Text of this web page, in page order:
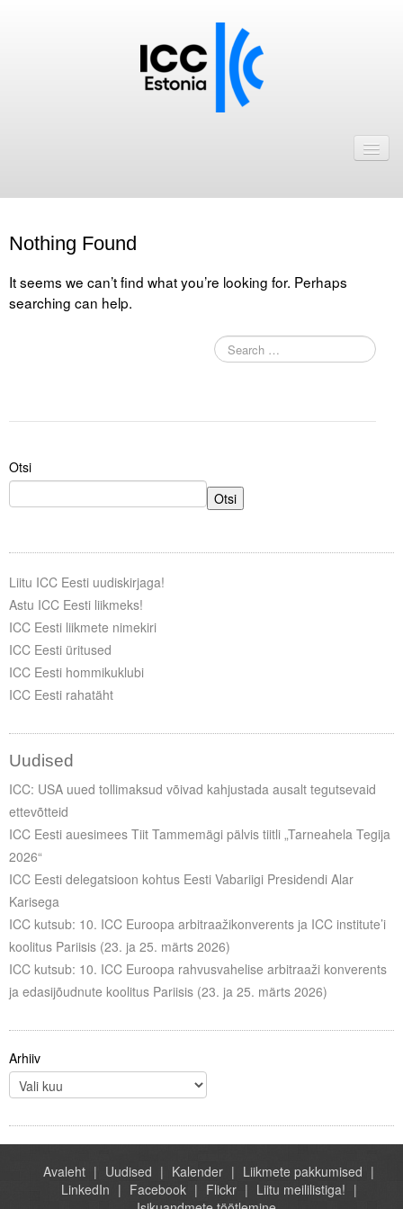
ICC Eesti liikmebaas
Liikmete pakkumised
Publikatsioonid
Arvamus
Viidad
ICC WBO
ICC komisjonid
Digiraamatukogu
Juhendid ja väljaanded
Kontakt
Liitu meililistiga
Oskusteave
Incoterms® 2020
Abimaterjalid
Projektid
Nothing Found
It seems we can’t find what you’re looking for. Perhaps
searching can help.
Otsi
Otsi
Liitu ICC Eesti uudiskirjaga!
Astu ICC Eesti liikmeks!
ICC Eesti liikmete nimekiri
ICC Eesti üritused
ICC Eesti hommikuklubi
ICC Eesti rahatäht
Uudised
ICC: USA uued tollimaksud võivad kahjustada ausalt tegutsevaid
ettevõtteid
ICC Eesti auesimees Tiit Tammemägi pälvis tiitli „Tarneahela Tegija
2026“
ICC Eesti delegatsioon kohtus Eesti Vabariigi Presidendi Alar
Karisega
ICC kutsub: 10. ICC Euroopa arbitraažikonverents ja ICC institute’i
koolitus Pariisis (23. ja 25. märts 2026)
ICC kutsub: 10. ICC Euroopa rahvusvahelise arbitraaži konverents
ja edasijõudnute koolitus Pariisis (23. ja 25. märts 2026)
Arhiiv
Avaleht Uudised Kalender
Liikmete pakkumised
LinkedIn
Facebook Flickr
Liitu meililistiga!